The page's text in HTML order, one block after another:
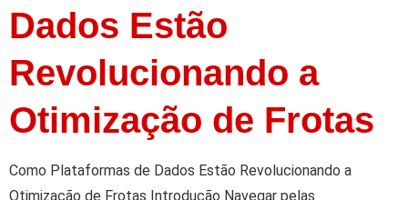
Dados Estão
Revolucionando a
Otimização de Frotas
Como Plataformas de Dados Estão Revolucionando a
Otimização de Frotas Introdução Navegar pelas